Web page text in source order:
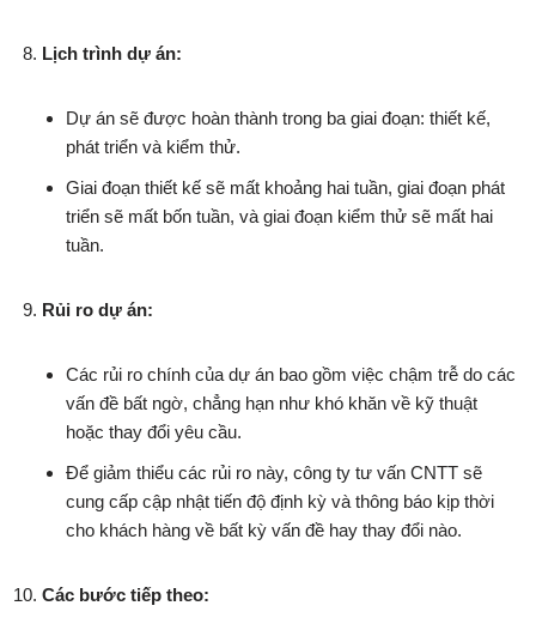
Lịch trình dự án:
Dự án sẽ được hoàn thành trong ba giai đoạn: thiết kế,
phát triển và kiểm thử.
Giai đoạn thiết kế sẽ mất khoảng hai tuần, giai đoạn phát
triển sẽ mất bốn tuần, và giai đoạn kiểm thử sẽ mất hai
tuần.
Rủi ro dự án:
Các rủi ro chính của dự án bao gồm việc chậm trễ do các
vấn đề bất ngờ, chẳng hạn như khó khăn về kỹ thuật
hoặc thay đổi yêu cầu.
Để giảm thiểu các rủi ro này, công ty tư vấn CNTT sẽ
cung cấp cập nhật tiến độ định kỳ và thông báo kịp thời
cho khách hàng về bất kỳ vấn đề hay thay đổi nào.
Các bước tiếp theo: